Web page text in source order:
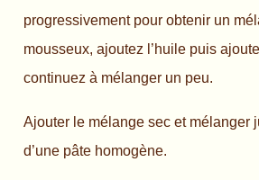
progressivement pour obtenir un
mousseux, ajoutez l’huile puis
continuez à mélanger un peu.
Ajouter le mélange sec et mélanger
d’une pâte homogène.